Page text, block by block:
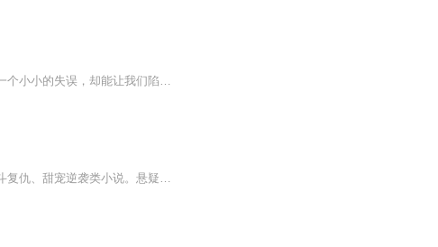
在生活的舞台上，我们常常像无助的木偶，被情绪的丝线肆意操控。明明只是工作上一个小小的失误，却能让我们陷入长时间的自我否定，仿佛整个世界都崩塌了；和家人朋友的一次小争执，愤怒、委屈瞬间涌上心头，理智被抛到九霄云外。我们总在事后懊悔，为什么...
主播自我介绍大家好，我是你们的有声书主播【厚德载物】，专注播讲古风重生、宅斗复仇、甜宠逆袭类小说。悬疑类，古风我擅长用多变声线刻画角色，把女主的隐忍、狠绝、柔情，反派的伪善、恶毒，还有王爷的高冷宠溺都演绎到位，节奏紧凑、代入感强，带你一...